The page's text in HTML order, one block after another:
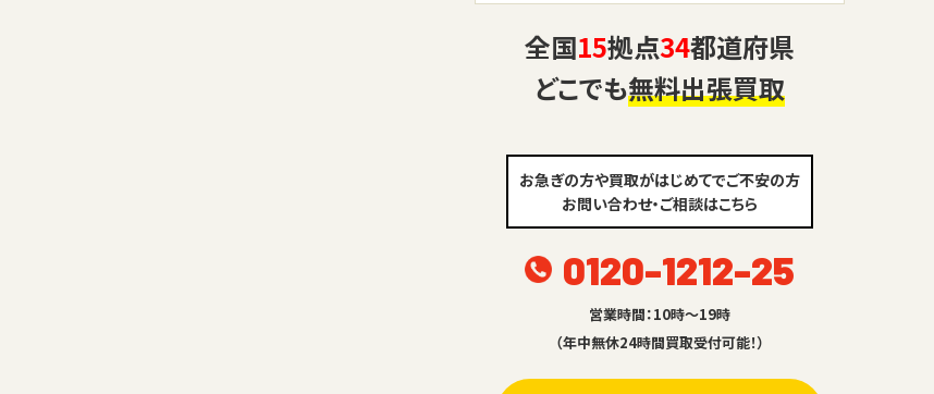
全国15拠点34都道府県
どこでも無料出張買取
お急ぎの方や買取がはじめてでご不安の方
お問い合わせ・ご相談はこちら
0120-1212-25
営業時間：10時～19時
（年中無休24時間買取受付可能！）